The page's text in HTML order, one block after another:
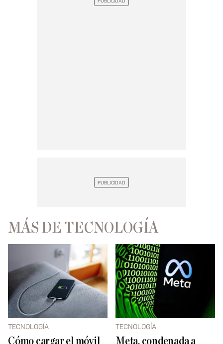
MÁS DE TECNOLOGÍA
TECNOLOGÍA
Cómo cargar el móvil
TECNOLOGÍA
Meta, condenada a